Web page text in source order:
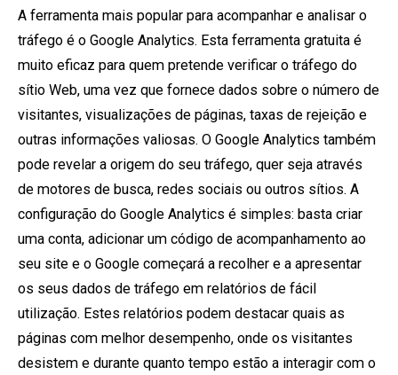
A ferramenta mais popular para acompanhar e analisar o
tráfego é o Google Analytics. Esta ferramenta gratuita é
muito eficaz para quem pretende verificar o tráfego do
sítio Web, uma vez que fornece dados sobre o número de
visitantes, visualizações de páginas, taxas de rejeição e
outras informações valiosas. O Google Analytics também
pode revelar a origem do seu tráfego, quer seja através
de motores de busca, redes sociais ou outros sítios. A
configuração do Google Analytics é simples: basta criar
uma conta, adicionar um código de acompanhamento ao
seu site e o Google começará a recolher e a apresentar
os seus dados de tráfego em relatórios de fácil
utilização. Estes relatórios podem destacar quais as
páginas com melhor desempenho, onde os visitantes
desistem e durante quanto tempo estão a interagir com o